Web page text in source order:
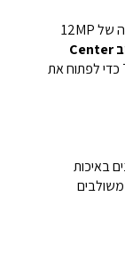
עם מצלמה קדמית בעלת זווית רחבה ורזולוציה של 12MP
מושלמת לשיחות וידאו בשילוב Center
. היא עובדת עם מצלמת TrueDepth כדי לפתוח את
באיכות